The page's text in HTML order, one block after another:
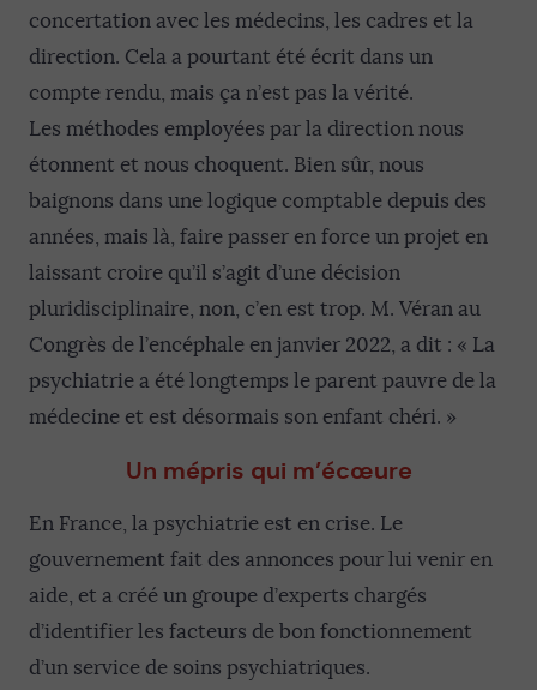
concertation avec les médecins, les cadres et la
direction. Cela a pourtant été écrit dans un
compte rendu, mais ça n’est pas la vérité.
Les méthodes employées par la direction nous
étonnent et nous choquent. Bien sûr, nous
baignons dans une logique comptable depuis des
années, mais là, faire passer en force un projet en
laissant croire qu’il s’agit d’une décision
pluridisciplinaire, non, c’en est trop. M. Véran au
Congrès de l’encéphale en janvier 2022, a dit : « La
psychiatrie a été longtemps le parent pauvre de la
médecine et est désormais son enfant chéri. »
Un mépris qui m’écœure
En France, la psychiatrie est en crise. Le
gouvernement fait des annonces pour lui venir en
aide, et a créé un groupe d’experts chargés
d’identifier les facteurs de bon fonctionnement
d’un service de soins psychiatriques.